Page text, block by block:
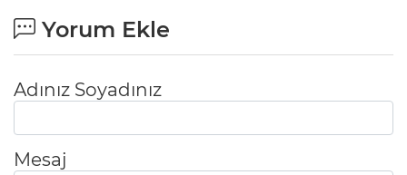
Yorum Ekle
Adınız Soyadınız
Mesaj